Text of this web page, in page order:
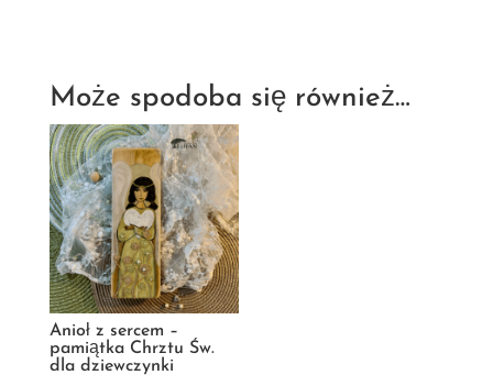
Może spodoba się również…
Anioł z sercem –
pamiątka Chrztu Św.
dla dziewczynki